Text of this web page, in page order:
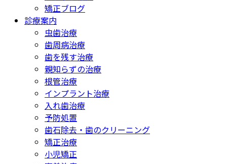
矯正ブログ
診療案内
虫歯治療
歯周病治療
歯を残す治療
親知らずの治療
根管治療
インプラント治療
入れ歯治療
予防処置
歯石除去・歯のクリーニング
矯正治療
小児矯正